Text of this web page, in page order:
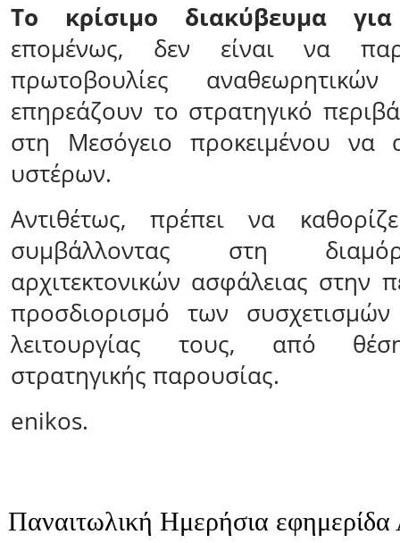
Το κρίσιμο διακύβευμα
επομένως, δεν είναι να
πρωτοβουλίες
επηρεάζουν το στρατηγικό
στη Μεσόγειο προκειμένου να
υστέρων.
Αντιθέτως, πρέπει να
συμβάλλοντας στη
αρχιτεκτονικών ασφάλειας στην
προσδιορισμό των
λειτουργίας τους, από
στρατηγικής παρουσίας.
enikos.
Παναιτωλική Ημερήσια εφημερίδα